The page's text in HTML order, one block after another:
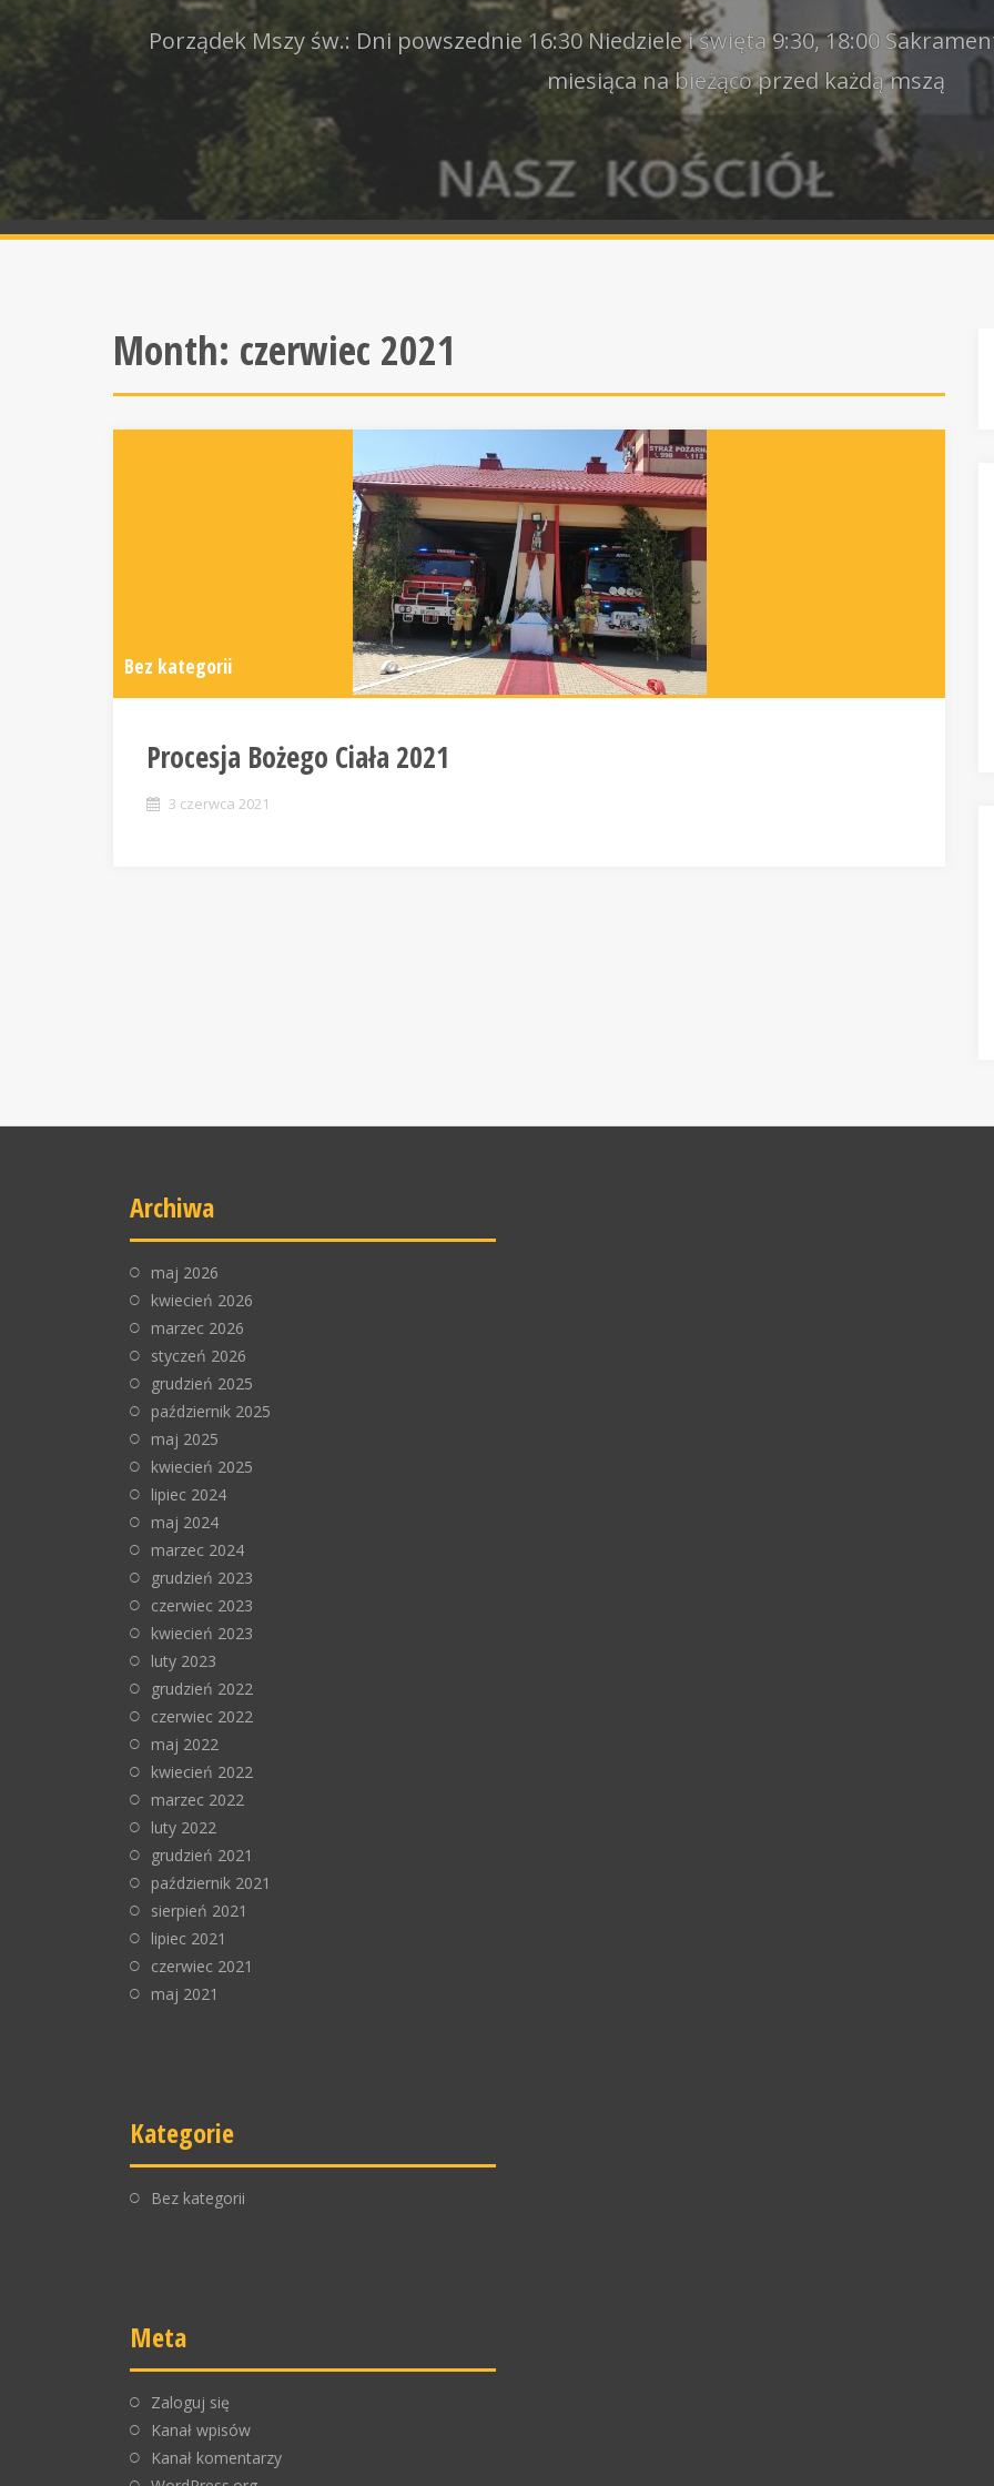
Porządek Mszy św.: Dni powszednie 16:30 Niedziele i święta 9:30, 18:00
miesiąca na bieżąco przed każdą mszą
Month: czerwiec 2021
Bez kategorii
Procesja Bożego Ciała 2021
3 czerwca 2021
Archiwa
maj 2026
kwiecień 2026
marzec 2026
styczeń 2026
grudzień 2025
październik 2025
maj 2025
kwiecień 2025
lipiec 2024
maj 2024
marzec 2024
grudzień 2023
czerwiec 2023
kwiecień 2023
luty 2023
grudzień 2022
czerwiec 2022
maj 2022
kwiecień 2022
marzec 2022
luty 2022
grudzień 2021
październik 2021
sierpień 2021
lipiec 2021
czerwiec 2021
maj 2021
Kategorie
Bez kategorii
Meta
Zaloguj się
Kanał wpisów
Kanał komentarzy